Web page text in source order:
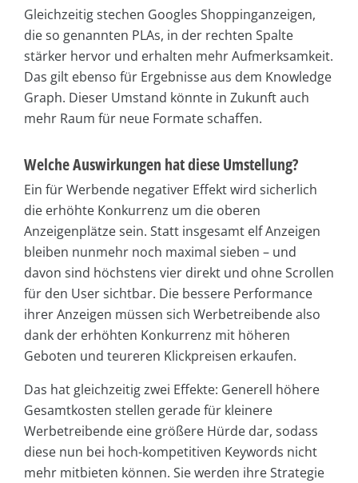
Gleichzeitig stechen Googles Shoppinganzeigen,
die so genannten PLAs, in der rechten Spalte
stärker hervor und erhalten mehr Aufmerksamkeit.
Das gilt ebenso für Ergebnisse aus dem Knowledge
Graph. Dieser Umstand könnte in Zukunft auch
mehr Raum für neue Formate schaffen.
Welche Auswirkungen hat diese Umstellung?
Ein für Werbende negativer Effekt wird sicherlich
die erhöhte Konkurrenz um die oberen
Anzeigenplätze sein. Statt insgesamt elf Anzeigen
bleiben nunmehr noch maximal sieben – und
davon sind höchstens vier direkt und ohne Scrollen
für den User sichtbar. Die bessere Performance
ihrer Anzeigen müssen sich Werbetreibende also
dank der erhöhten Konkurrenz mit höheren
Geboten und teureren Klickpreisen erkaufen.
Das hat gleichzeitig zwei Effekte: Generell höhere
Gesamtkosten stellen gerade für kleinere
Werbetreibende eine größere Hürde dar, sodass
diese nun bei hoch-kompetitiven Keywords nicht
mehr mitbieten können. Sie werden ihre Strategie